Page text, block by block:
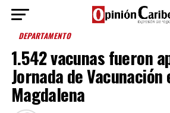
DEPARTAMENTO
1.542 vacunas fueron
Jornada de Vacunación
Magdalena